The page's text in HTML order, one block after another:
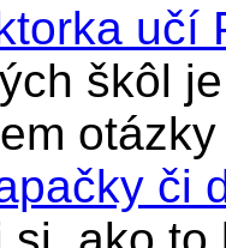
učí
škôl
či